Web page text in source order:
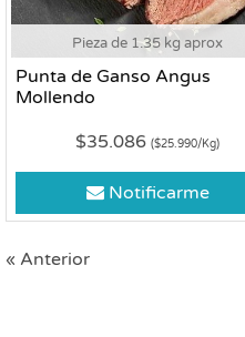
Pieza de 1.35 kg aprox
Punta de Ganso Angus
Mollendo
$35.086($25.990/Kg)
Notificarme
« Anterior